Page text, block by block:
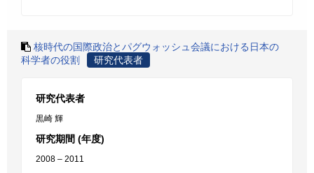
核時代の国際政治とパグウォッシュ会議における日本の
科学者の役割
研究代表者
研究代表者
黒崎 輝
研究期間 (年度)
2008 – 2011